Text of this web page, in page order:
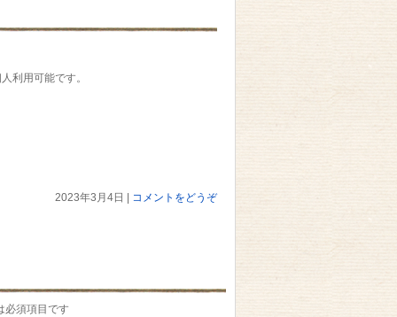
利用可能です。
2023年3月4日 コメントをどうぞ
必須項目です